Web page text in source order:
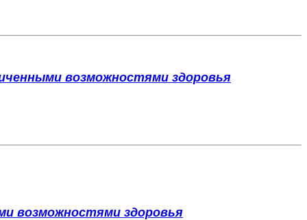
возможностями здоровья
возможностями здоровья